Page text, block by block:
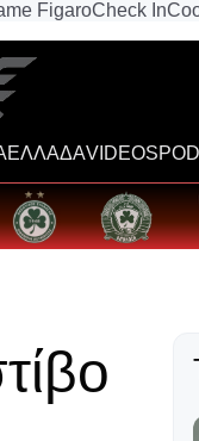
FigaroCheck In
ΕΛΛΑΔΑVIDEOS